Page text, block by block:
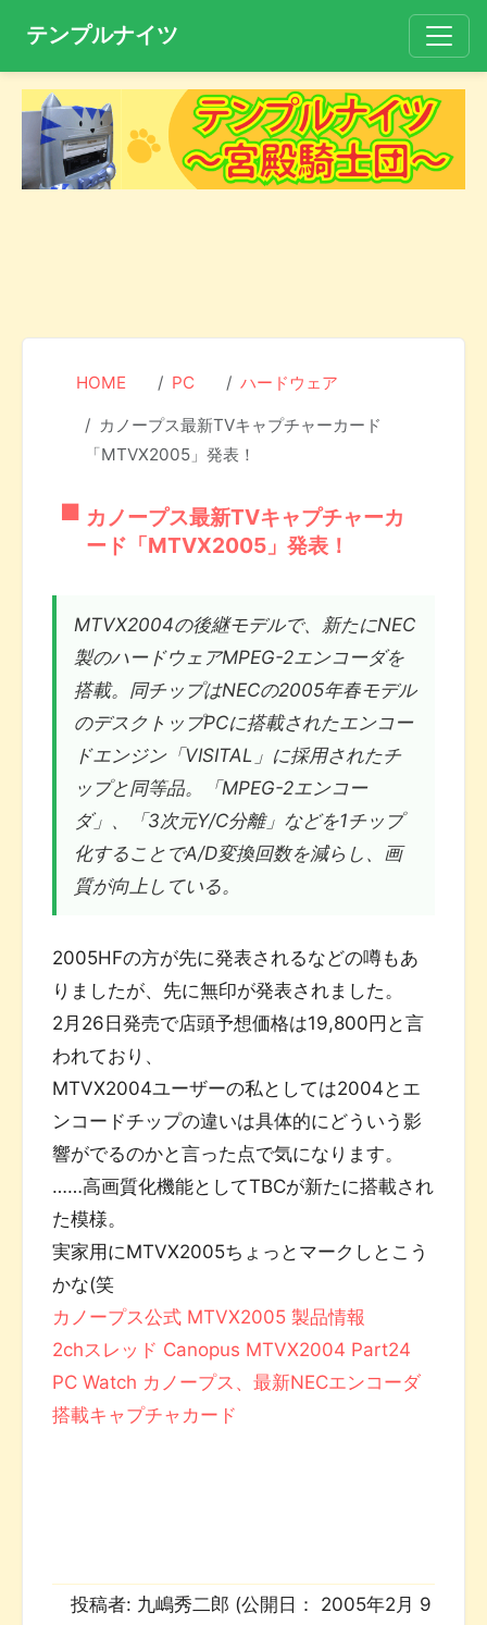
テンプルナイツ
HOME PC ハードウェア
カノープス最新TVキャプチャーカード
「MTVX2005」発表！
カノープス最新TVキャプチャーカ
ード「MTVX2005」発表！
MTVX2004の後継モデルで、新たにNEC
製のハードウェアMPEG-2エンコーダを
搭載。同チップはNECの2005年春モデル
のデスクトップPCに搭載されたエンコー
ドエンジン「VISITAL」に採用されたチ
ップと同等品。「MPEG-2エンコー
ダ」、「3次元Y/C分離」などを1チップ
化することでA/D変換回数を減らし、画
質が向上している。
2005HFの方が先に発表されるなどの噂もあ
りましたが、先に無印が発表されました。
2月26日発売で店頭予想価格は19,800円と言
われており、
MTVX2004ユーザーの私としては2004とエ
ンコードチップの違いは具体的にどういう影
響がでるのかと言った点で気になります。
……高画質化機能としてTBCが新たに搭載され
た模様。
実家用にMTVX2005ちょっとマークしとこう
かな(笑
カノープス公式 MTVX2005 製品情報
2chスレッド Canopus MTVX2004 Part24
PC Watch カノープス、最新NECエンコーダ
搭載キャプチャカード
投稿者: 九嶋秀二郎 (公開日： 2005年2月 9